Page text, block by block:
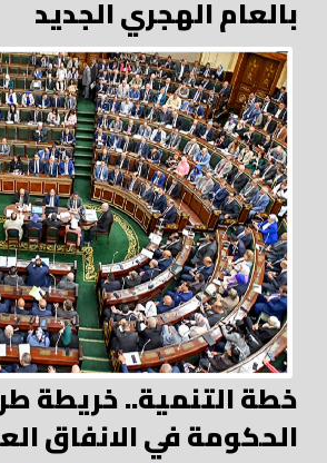
بالعام الهجري الجديد
خطة التنمية.. خريطة
الحكومة في الانفاق